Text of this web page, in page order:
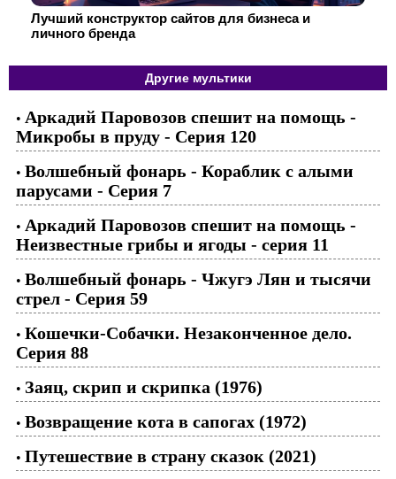
Лучший конструктор сайтов для бизнеса и
личного бренда
Другие мультики
• Аркадий Паровозов спешит на помощь -
Микробы в пруду - Серия 120
• Волшебный фонарь - Кораблик с алыми
парусами - Серия 7
• Аркадий Паровозов спешит на помощь -
Неизвестные грибы и ягоды - серия 11
• Волшебный фонарь - Чжугэ Лян и тысячи
стрел - Серия 59
• Кошечки-Собачки. Незаконченное дело.
Серия 88
• Заяц, скрип и скрипка (1976)
• Возвращение кота в сапогах (1972)
• Путешествие в страну сказок (2021)